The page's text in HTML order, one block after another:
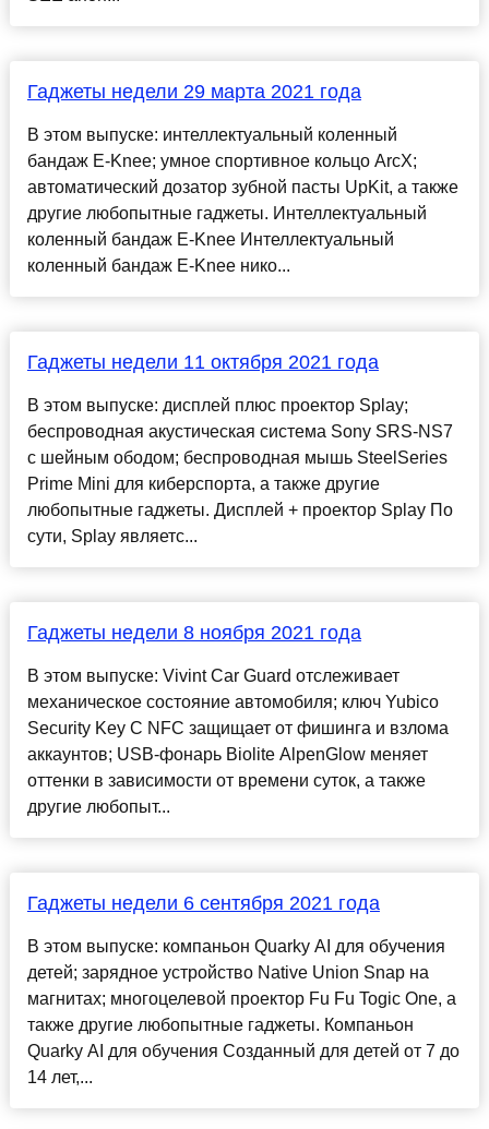
Гаджеты недели 29 марта 2021 года
В этом выпуске: интеллектуальный коленный
бандаж E-Knee; умное спортивное кольцо ArcX;
автоматический дозатор зубной пасты UpKit, а также
другие любопытные гаджеты. Интеллектуальный
коленный бандаж E-Knee Интеллектуальный
коленный бандаж E-Knee нико...
Гаджеты недели 11 октября 2021 года
В этом выпуске: дисплей плюс проектор Splay;
беспроводная акустическая система Sony SRS-NS7
с шейным ободом; беспроводная мышь SteelSeries
Prime Mini для киберспорта, а также другие
любопытные гаджеты. Дисплей + проектор Splay По
сути, Splay являетс...
Гаджеты недели 8 ноября 2021 года
В этом выпуске: Vivint Car Guard отслеживает
механическое состояние автомобиля; ключ Yubico
Security Key C NFC защищает от фишинга и взлома
аккаунтов; USB-фонарь Biolite AlpenGlow меняет
оттенки в зависимости от времени суток, а также
другие любопыт...
Гаджеты недели 6 сентября 2021 года
В этом выпуске: компаньон Quarky AI для обучения
детей; зарядное устройство Native Union Snap на
магнитах; многоцелевой проектор Fu Fu Togic One, а
также другие любопытные гаджеты. Компаньон
Quarky AI для обучения Созданный для детей от 7 до
14 лет,...